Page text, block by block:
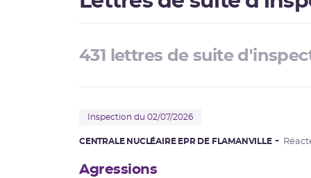
431 lettres de suite
Inspection du 02/07/2026
CENTRALE NUCLÉAIRE EPR DE FLAMANVILLE
Agressions